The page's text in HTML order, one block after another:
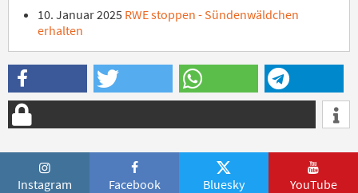
10. Januar 2025 RWE stoppen - Sündenwäldchen
erhalten
Instagram Facebook Bluesky YouTube